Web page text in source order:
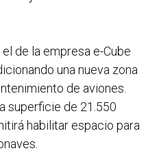
de la empresa e-Cube
una nueva zona
de aviones.
superficie de 21.550
habilitar espacio para